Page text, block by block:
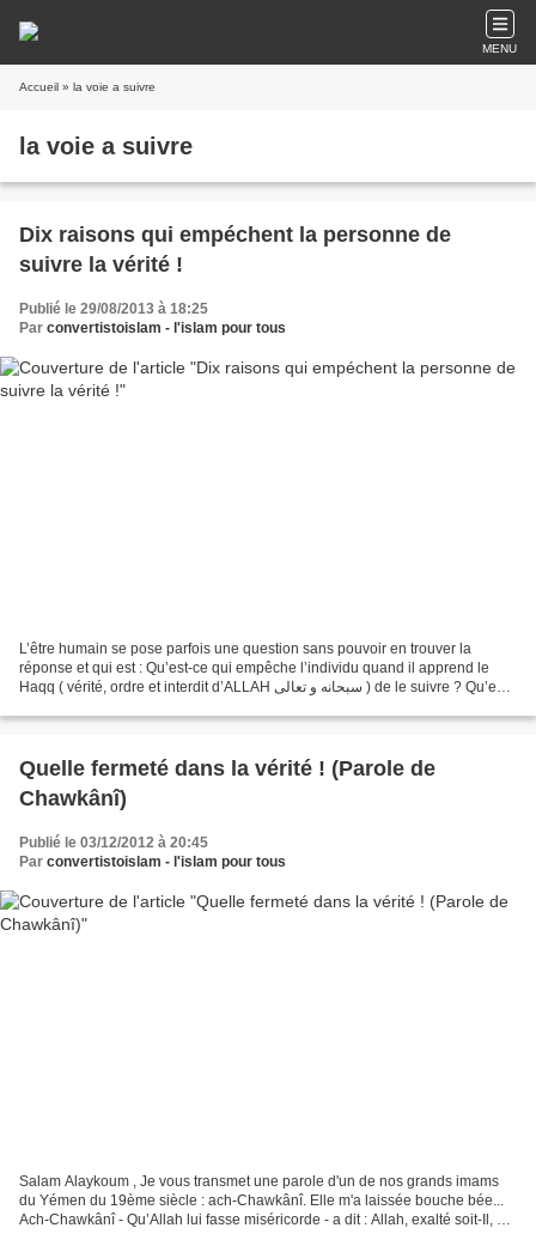
MENU
Accueil » la voie a suivre
la voie a suivre
Dix raisons qui empéchent la personne de
suivre la vérité !
Publié le 29/08/2013 à 18:25
Par convertistoislam - l'islam pour tous
L’être humain se pose parfois une question sans pouvoir en trouver la
réponse et qui est : Qu’est-ce qui empêche l’individu quand il apprend le
Haqq ( vérité, ordre et interdit d’ALLAH سبحانه و تعالى ) de le suivre ? Qu’est-
Quelle fermeté dans la vérité ! (Parole de
Chawkânî)
Publié le 03/12/2012 à 20:45
Par convertistoislam - l'islam pour tous
Salam Alaykoum , Je vous transmet une parole d'un de nos grands imams
du Yémen du 19ème siècle : ach-Chawkânî. Elle m'a laissée bouche bée...
Ach-Chawkânî - Qu’Allah lui fasse miséricorde - a dit : Allah, exalté soit-Il, a